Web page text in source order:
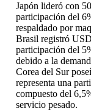
Japón lideró con
participación del
respaldado por
Brasil registró
participación del
debido a la
Corea del Sur
representa una
compuesto del
servicio pesado.